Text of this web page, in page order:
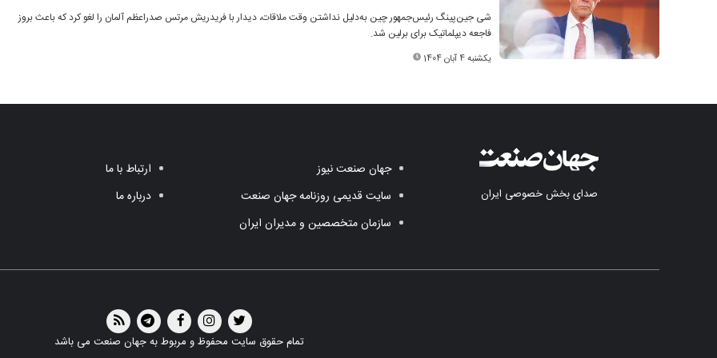
شی جین‌پینگ رئیس‌جمهور چین به‌دلیل نداشتن وقت ملاقات، دیدار با فریدریش مرتس صدراعظم آلمان را لغو کرد که باعث بروز
فاجعه دیپلماتیک برای برلین شد.
یکشنبه 4 آبان 1404
صدای بخش خصوصی ایران
جهان صنعت نیوز
سایت قدیمی روزنامه جهان صنعت
سازمان متخصصین و مدیران ایران
ارتباط با ما
درباره ما
تمام حقوق سایت محفوظ و مربوط به جهان صنعت می باشد